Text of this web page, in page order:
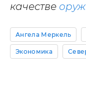
качестве
Ангела Меркель
Экономика